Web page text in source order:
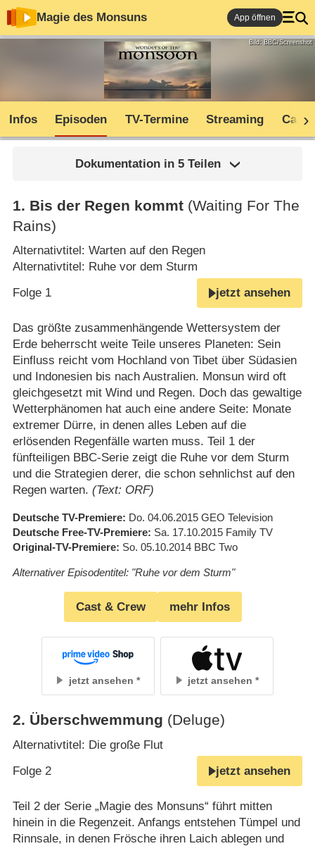
Magie des Monsuns App öffnen
Bild: BBC/Screenshot
Infos Episoden TV-Termine Streaming Cast
Dokumentation in 5 Teilen
1. Bis der Regen kommt (Waiting For The
Rains)
Alternativtitel: Warten auf den Regen
Alternativtitel: Ruhe vor dem Sturm
Folge 1
jetzt ansehen
Das größte zusammenhängende Wettersystem der
Erde beherrscht weite Teile unseres Planeten: Sein
Einfluss reicht vom Hochland von Tibet über Südasien
und Indonesien bis nach Australien. Monsun wird oft
gleichgesetzt mit Wind und Regen. Doch das gewaltige
Wetterphänomen hat auch eine andere Seite: Monate
extremer Dürre, in denen alles Leben auf die
erlösenden Regenfälle warten muss. Teil 1 der
fünfteiligen BBC-Serie zeigt die Ruhe vor dem Sturm
und die Strategien derer, die schon sehnlichst auf den
Regen warten. (Text: ORF)
Deutsche TV-Premiere Do. 04.06.2015 GEO Television
Deutsche Free-TV-Premiere Sa. 17.10.2015 Family TV
Original-TV-Premiere So. 05.10.2014 BBC Two
Alternativer Episodentitel: "Ruhe vor dem Sturm"
Cast & Crew mehr Infos
jetzt ansehen jetzt ansehen
2. Überschwemmung (Deluge)
Alternativtitel: Die große Flut
Folge 2
jetzt ansehen
Teil 2 der Serie „Magie des Monsuns“ führt mitten
hinein in die Regenzeit. Anfangs entstehen Tümpel und
Rinnsale, in denen Frösche ihren Laich ablegen und